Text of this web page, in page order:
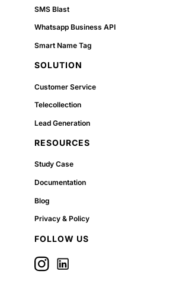
SMS Blast
Whatsapp Business API
Smart Name Tag
SOLUTION
Customer Service
Telecollection
Lead Generation
RESOURCES
Study Case
Documentation
Blog
Privacy & Policy
FOLLOW US
Icon labelFollow us on Linkedin